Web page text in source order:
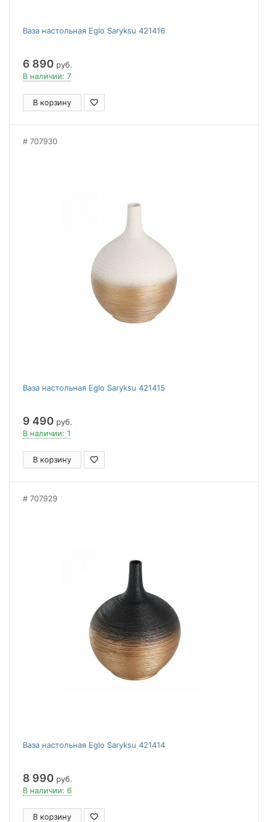
Ваза настольная Eglo Saryksu 421416
6 890 руб.
В наличии: 7
В корзину
707930
Ваза настольная Eglo Saryksu 421415
9 490 руб.
В наличии: 1
В корзину
707929
Ваза настольная Eglo Saryksu 421414
8 990 руб.
В наличии: 6
В корзину